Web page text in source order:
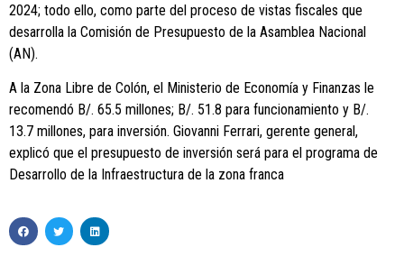
2024; todo ello, como parte del proceso de vistas fiscales que
desarrolla la Comisión de Presupuesto de la Asamblea Nacional
(AN).
A la Zona Libre de Colón, el Ministerio de Economía y Finanzas le
recomendó B/. 65.5 millones; B/. 51.8 para funcionamiento y B/.
13.7 millones, para inversión. Giovanni Ferrari, gerente general,
explicó que el presupuesto de inversión será para el programa de
Desarrollo de la Infraestructura de la zona franca